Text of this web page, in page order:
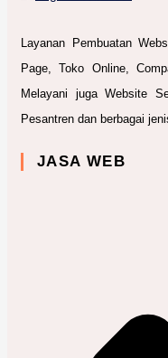
Layanan Pembuatan
Page, Toko Online,
Melayani juga Website
Pesantren dan berbagai
JASA WEB